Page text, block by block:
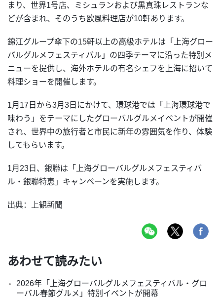
まり、世界1号店、ミシュランおよび黒真珠レストランな
どが含まれ、そのうち欧風料理店が10軒あります。
錦江グループ傘下の15軒以上の高級ホテルは「上海グロー
バルグルメフェスティバル」の四季テーマに沿った特別メ
ニューを提供し、海外ホテルの有名シェフを上海に招いて
料理ショーを開催します。
1月17日から3月3日にかけて、環球港では「上海環球港で
味わう」をテーマにしたグローバルグルメイベントが開催
され、世界中の旅行者と市民に新年の雰囲気を作り、体験
してもらいます。
1月23日、銀聯は「上海グローバルグルメフェスティバ
ル・銀聯特恵」キャンペーンを実施します。
出典：上観新聞
あわせて読みたい
2026年「上海グローバルグルメフェスティバル・グロ
ーバル春節グルメ」特別イベントが開幕